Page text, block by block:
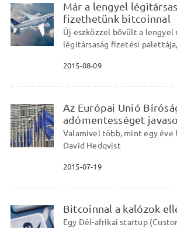
Már a lengyel
fizethetünk bitcoinnal
Új eszközzel bővült a lengyel
légitársaság fizetési
2015-08-09
Az Európai Unió
adómentességet
Valamivel több, mint egy éve
David Hedqvist
2015-07-19
Bitcoinnal a kalózok
Egy Dél-afrikai startup